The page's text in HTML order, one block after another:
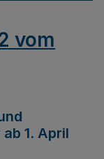
vom
1. April